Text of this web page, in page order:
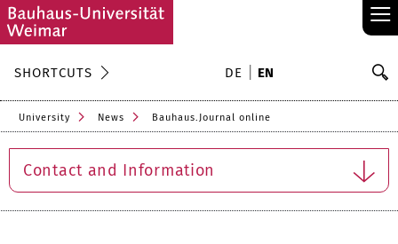
≡
SHORTCUTS DE EN
University News Bauhaus.Journal online
Contact and Information